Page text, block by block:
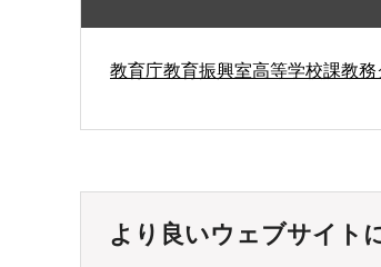
教育庁教育振興室高等学校課教務
より良いウェブサイト